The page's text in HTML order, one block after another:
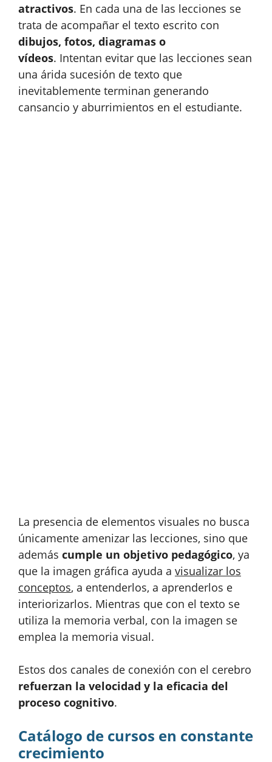
atractivos. En cada una de las lecciones se
trata de acompañar el texto escrito con
dibujos, fotos, diagramas o
vídeos. Intentan evitar que las lecciones sean
una árida sucesión de texto que
inevitablemente terminan generando
cansancio y aburrimientos en el estudiante.
La presencia de elementos visuales no busca
únicamente amenizar las lecciones, sino que
además cumple un objetivo pedagógico, ya
que la imagen gráfica ayuda a visualizar los
conceptos, a entenderlos, a aprenderlos e
interiorizarlos. Mientras que con el texto se
utiliza la memoria verbal, con la imagen se
emplea la memoria visual.
Estos dos canales de conexión con el cerebro
refuerzan la velocidad y la eficacia del
proceso cognitivo.
Catálogo de cursos en constante
crecimiento